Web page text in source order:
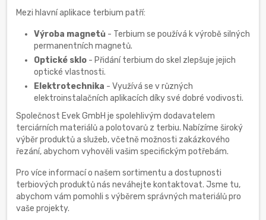
Mezi hlavní aplikace terbium patří:
Výroba magnetů - Terbium se používá k výrobě silných
permanentních magnetů.
Optické sklo - Přidání terbium do skel zlepšuje jejich
optické vlastnosti.
Elektrotechnika - Využívá se v různých
elektroinstalačních aplikacích díky své dobré vodivosti.
Společnost Evek GmbH je spolehlivým dodavatelem
terciárních materiálů a polotovarů z terbiu. Nabízíme široký
výběr produktů a služeb, včetně možnosti zakázkového
řezání, abychom vyhověli vašim specifickým potřebám.
Pro více informací o našem sortimentu a dostupnosti
terbiových produktů nás neváhejte kontaktovat. Jsme tu,
abychom vám pomohli s výběrem správných materiálů pro
vaše projekty.